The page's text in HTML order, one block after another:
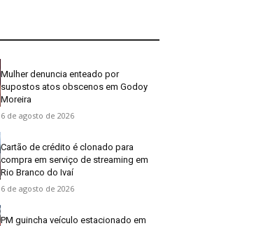
Mulher denuncia enteado por
supostos atos obscenos em Godoy
Moreira
6 de agosto de 2026
Cartão de crédito é clonado para
compra em serviço de streaming em
Rio Branco do Ivaí
6 de agosto de 2026
PM guincha veículo estacionado em